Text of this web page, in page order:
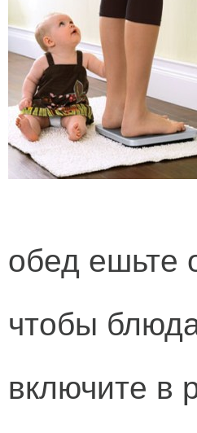
обед ешьте
чтобы
включите в